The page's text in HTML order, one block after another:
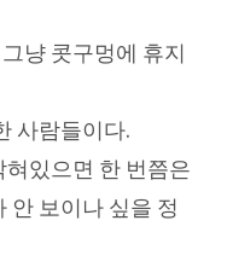
냥 콧구멍에 휴지
사람들이다.
있으면 한 번쯤은
안 보이나 싶을 정